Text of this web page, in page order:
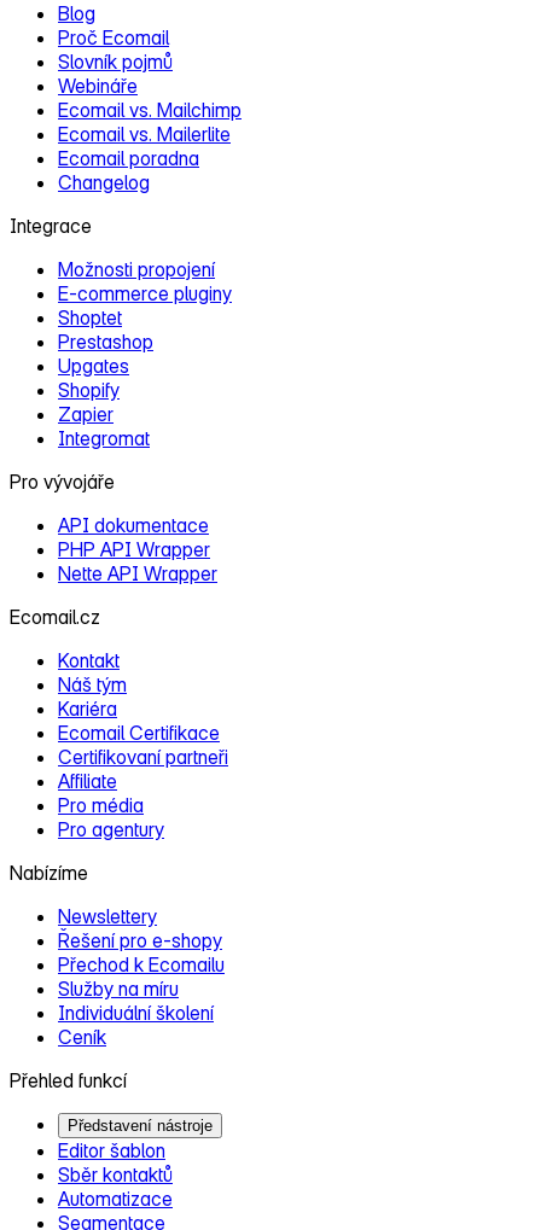
Blog
Proč Ecomail
Slovník pojmů
Webináře
Ecomail vs. Mailchimp
Ecomail vs. Mailerlite
Ecomail poradna
Changelog
Integrace
Možnosti propojení
E‑commerce pluginy
Shoptet
Prestashop
Upgates
Shopify
Zapier
Integromat
Pro vývojáře
API dokumentace
PHP API Wrapper
Nette API Wrapper
Ecomail.cz
Kontakt
Náš tým
Kariéra
Ecomail Certifikace
Certifikovaní partneři
Affiliate
Pro média
Pro agentury
Nabízíme
Newslettery
Řešení pro e‑shopy
Přechod k Ecomailu
Služby na míru
Individuální školení
Ceník
Přehled funkcí
Představení nástroje
Editor šablon
Sběr kontaktů
Automatizace
Segmentace